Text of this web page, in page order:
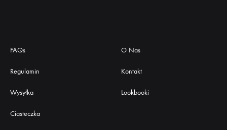
FAQs
Regulamin
Wysyłka
Ciasteczka
O Nas
Kontakt
Lookbooki